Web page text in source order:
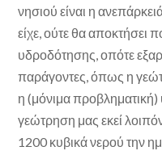
νησιού είναι η
είχε, ούτε θα αποκτήσει
υδροδότησης, οπότε
παράγοντες, όπως η
η (μόνιμα
γεώτρηση μας εκεί
1200 κυβικά νερού την